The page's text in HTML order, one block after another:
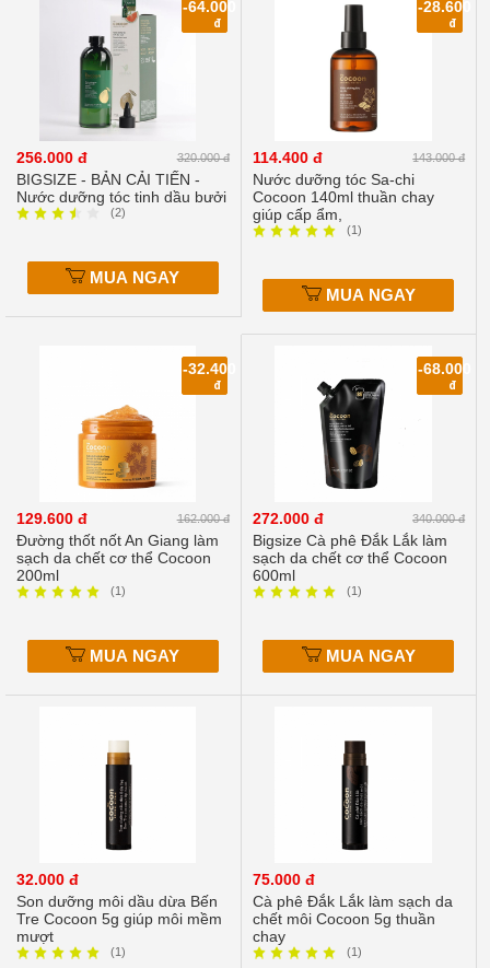
256.000 đ 320.000 đ
BIGSIZE - BẢN CẢI TIẾN -
Nước dưỡng tóc tinh dầu bưởi
-64.000
đ
(2)
MUA NGAY
114.400 đ 143.000 đ
Nước dưỡng tóc Sa-chi
Cocoon 140ml thuần chay
giúp cấp ẩm,
-28.600
đ
(1)
MUA NGAY
129.600 đ 162.000 đ
Đường thốt nốt An Giang làm
sạch da chết cơ thể Cocoon
200ml
-32.400
đ
(1)
MUA NGAY
272.000 đ 340.000 đ
Bigsize Cà phê Đắk Lắk làm
sạch da chết cơ thể Cocoon
600ml
-68.000
đ
(1)
MUA NGAY
32.000 đ
Son dưỡng môi dầu dừa Bến
Tre Cocoon 5g giúp môi mềm
mượt
(1)
75.000 đ
Cà phê Đắk Lắk làm sạch da
chết môi Cocoon 5g thuần
chay
(1)